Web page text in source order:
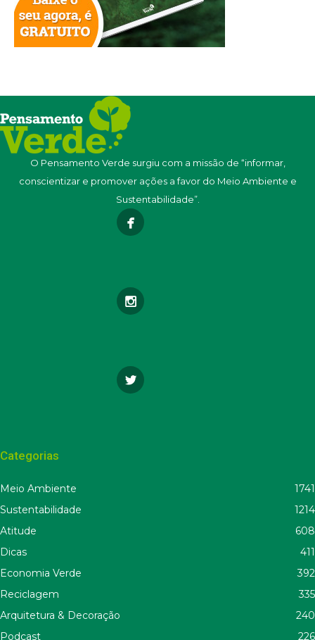
O Pensamento Verde surgiu com a missão de “informar,
conscientizar e promover ações a favor do Meio Ambiente e
Sustentabilidade”.
Categorias
Meio Ambiente
1741
Sustentabilidade
1214
Atitude
608
Dicas
411
Economia Verde
392
Reciclagem
335
Arquitetura & Decoração
240
Podcast
226